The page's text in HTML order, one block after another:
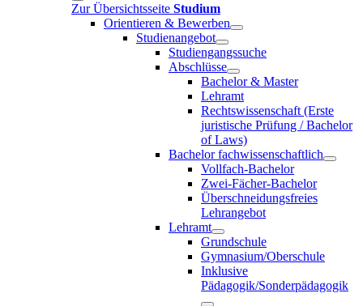
Zur Übersichtsseite Studium
Orientieren & Bewerben
Studienangebot
Studiengangssuche
Abschlüsse
Bachelor & Master
Lehramt
Rechtswissenschaft (Erste
juristische Prüfung / Bachelor
of Laws)
Bachelor fachwissenschaftlich
Vollfach-Bachelor
Zwei-Fächer-Bachelor
Überschneidungsfreies
Lehrangebot
Lehramt
Grundschule
Gymnasium/Oberschule
Inklusive
Pädagogik/Sonderpädagogik